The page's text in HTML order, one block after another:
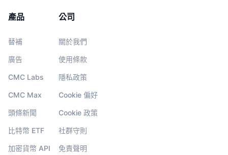
產品
替補
廣告
CMC Labs
CMC Max
頭條新聞
比特幣 ETF
加密貨幣 API
公司
關於我們
使用條款
隱私政策
Cookie 偏好
Cookie 政策
社群守則
免責聲明